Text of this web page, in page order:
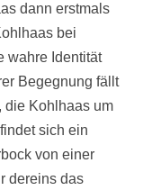
dann erstmals
bei
wahre Identität
Begegnung fällt
die Kohlhaas um
sich ein
von einer
dereins das